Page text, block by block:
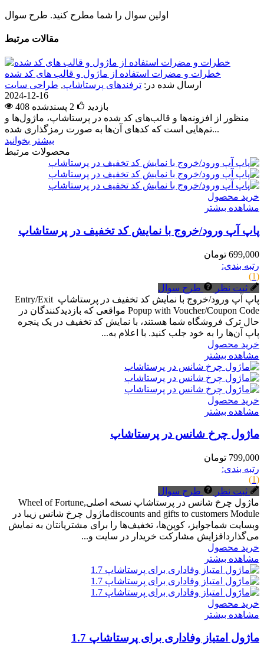
اولین سوال را شما مطرح کنید. طرح سوال
مقالات مرتبط
خطرات و مضرات استفاده از ماژول و قالب های کد شده
ارسال شده در: ترفندهای پرستاشاپ, طراحی سایت
2024-12-16
408 بازدید
2 پسندشده
منظور از افزونه‌ها و قالب‌های کد شده در پرستاشاپ، ماژول‌ها و
تم‌هایی است که کدهای آن‌ها به صورت رمزگذاری شده...
بیشتر بخوانید
محصولات مرتبط
خرید محصول
مشاهده بیشتر
پاپ آپ ورود/خروج با نمایش کد تخفیف در پرستاشاپ
699,000 تومان
رتبه بندی:
(1)
ثبت نظر
طرح سوال
پاپ آپ ورود/خروج با نمایش کد تخفیف در پرستاشاپ Entry/Exit
Popup with Voucher/Coupon Code مواقعی که بازدیدکنندگان در
حال ترک فروشگاه شما هستند، با نمایش کد تخفیف در یک پنجره
پاپ آن‌ها را به خود جلب کنید. با اعلام به...
خرید محصول
مشاهده بیشتر
خرید محصول
مشاهده بیشتر
ماژول چرخ شانس در پرستاشاپ
799,000 تومان
رتبه بندی:
(1)
ثبت نظر
طرح سوال
ماژول چرخ شانس در پرستاشاپ نسخه اصلیWheel of Fortune,
discounts and gifts to customers Moduleماژول چرخ شانس زیبا در
وبسایت شماجوایز، کوپن‌ها، تخفیف‌ها را برای مشتریانتان به نمایش
می‌گذاردافزایش مشارکت خریدار در سایت و...
خرید محصول
مشاهده بیشتر
خرید محصول
مشاهده بیشتر
ماژول امتیاز وفاداری برای پرستاشاپ 1.7